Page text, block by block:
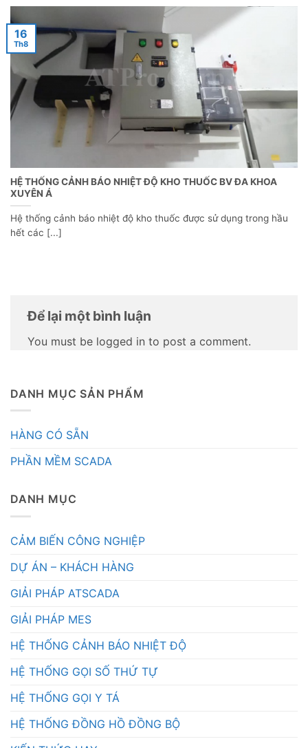
HỆ THỐNG CẢNH BÁO NHIỆT ĐỘ KHO THUỐC BV ĐA KHOA
XUYÊN Á
Hệ thống cảnh báo nhiệt độ kho thuốc được sử dụng trong hầu
hết các [...]
16
Th8
Để lại một bình luận
You must be logged in to post a comment.
DANH MỤC SẢN PHẨM
HÀNG CÓ SẴN
PHẦN MỀM SCADA
DANH MỤC
CẢM BIẾN CÔNG NGHIỆP
DỰ ÁN – KHÁCH HÀNG
GIẢI PHÁP ATSCADA
GIẢI PHÁP MES
HỆ THỐNG CẢNH BÁO NHIỆT ĐỘ
HỆ THỐNG GỌI SỐ THỨ TỰ
HỆ THỐNG GỌI Y TÁ
HỆ THỐNG ĐỒNG HỒ ĐỒNG BỘ